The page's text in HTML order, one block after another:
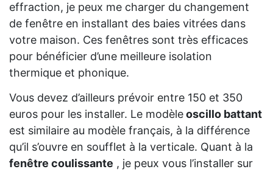
effraction, je peux me charger du changement
de fenêtre en installant des baies vitrées dans
votre maison. Ces fenêtres sont très efficaces
pour bénéficier d’une meilleure isolation
thermique et phonique.
Vous devez d’ailleurs prévoir entre 150 et 350
euros pour les installer. Le modèleoscillo battant
est similaire au modèle français, à la différence
qu’il s’ouvre en soufflet à la verticale. Quant à la
fenêtre coulissante , je peux vous l’installer sur